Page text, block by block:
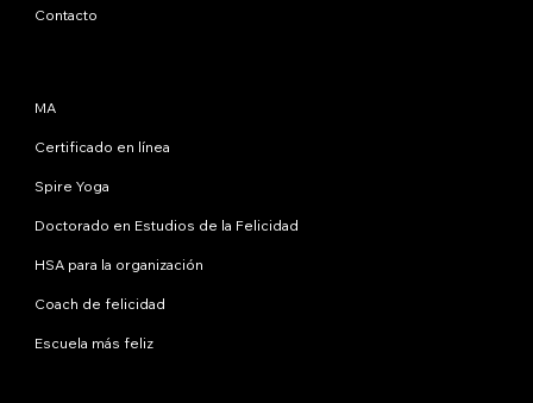
Contacto
MA
Certificado en línea
Spire Yoga
Doctorado en Estudios de la Felicidad
HSA para la organización
Coach de felicidad
Escuela más feliz